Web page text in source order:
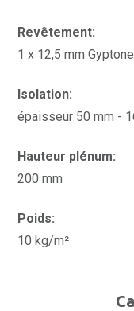
Revêtement:
1 x 12,5 mm
Isolation:
épaisseur 50 mm -
Hauteur plénum:
200 mm
Poids:
10 kg/m²